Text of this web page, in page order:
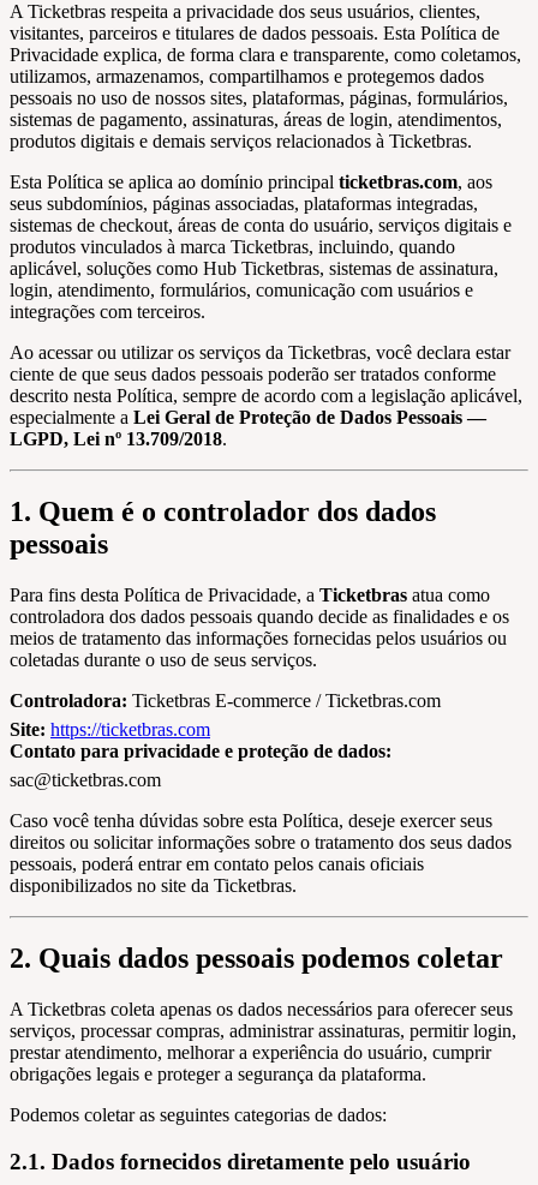
A Ticketbras respeita a privacidade dos seus usuários, clientes,
visitantes, parceiros e titulares de dados pessoais. Esta Política de
Privacidade explica, de forma clara e transparente, como coletamos,
utilizamos, armazenamos, compartilhamos e protegemos dados
pessoais no uso de nossos sites, plataformas, páginas, formulários,
sistemas de pagamento, assinaturas, áreas de login, atendimentos,
produtos digitais e demais serviços relacionados à Ticketbras.
Esta Política se aplica ao domínio principal ticketbras.com, aos
seus subdomínios, páginas associadas, plataformas integradas,
sistemas de checkout, áreas de conta do usuário, serviços digitais e
produtos vinculados à marca Ticketbras, incluindo, quando
aplicável, soluções como Hub Ticketbras, sistemas de assinatura,
login, atendimento, formulários, comunicação com usuários e
integrações com terceiros.
Ao acessar ou utilizar os serviços da Ticketbras, você declara estar
ciente de que seus dados pessoais poderão ser tratados conforme
descrito nesta Política, sempre de acordo com a legislação aplicável,
especialmente a Lei Geral de Proteção de Dados Pessoais —
LGPD, Lei nº 13.709/2018.
1. Quem é o controlador dos dados
pessoais
Para fins desta Política de Privacidade, a Ticketbras atua como
controladora dos dados pessoais quando decide as finalidades e os
meios de tratamento das informações fornecidas pelos usuários ou
coletadas durante o uso de seus serviços.
Controladora: Ticketbras E-commerce / Ticketbras.com
Site: https://ticketbras.com
Contato para privacidade e proteção de dados:
sac@ticketbras.com
Caso você tenha dúvidas sobre esta Política, deseje exercer seus
direitos ou solicitar informações sobre o tratamento dos seus dados
pessoais, poderá entrar em contato pelos canais oficiais
disponibilizados no site da Ticketbras.
2. Quais dados pessoais podemos coletar
A Ticketbras coleta apenas os dados necessários para oferecer seus
serviços, processar compras, administrar assinaturas, permitir login,
prestar atendimento, melhorar a experiência do usuário, cumprir
obrigações legais e proteger a segurança da plataforma.
Podemos coletar as seguintes categorias de dados:
2.1. Dados fornecidos diretamente pelo usuário